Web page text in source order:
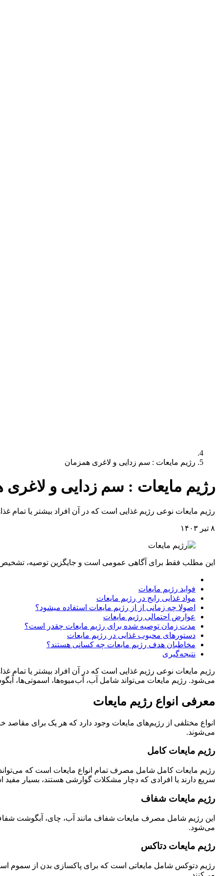
رژیم مایعات : سم زدایی و لاغری همزمان
رژیم مایعات : سم زدایی و لاغری
رژیم مایعات نوعی رژیم غذایی است که در آن افراد بیشتر یا تمام
۸ تیر ۱۴۰۳
این مطلب فقط برای آگاهی عمومی است و جایگزین توصیه، تشخیص
فواید رژیم مایعات
مواد غذایی رایج در رژیم مایعات
اصولا چه زمانی از از رژیم مایعات استفاده میشود؟
عوارض احتمالی رژیم مایعات
مدت زمان توصیه شده برای رژیم مایعات چقدر است؟
دستورهای محبوب غذایی در رژیم مایعات
مخاطبان هدف رژیم مایعات چه کسانی هستند؟
نتیجه‌گیری
رژیم مایعات نوعی رژیم غذایی است که در آن افراد بیشتر یا تمام
می‌شود. رژیم مایعات می‌تواند شامل آب، آب‌میوه‌ها، اسموتی‌ها،
معرفی انواع رژیم مایعات
انواع مختلفی از رژیم‌های مایعات وجود دارد که هر یک برای
می‌شوند.
رژیم مایعات کامل
رژیم مایعات کامل شامل مصرف تمام انواع مایعات است که می‌تواند
سریع دارند یا افرادی که دچار مشکلات گوارشی هستند، بسیار
رژیم مایعات شفاف
این رژیم شامل مصرف مایعات شفاف مانند آب، چای، آبگوشت
می‌شود.
رژیم مایعات دتاکس
رژیم دتوکس شامل مایعاتی است که برای پاکسازی بدن از سموم